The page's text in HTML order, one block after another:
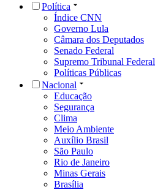
Política
Índice CNN
Governo Lula
Câmara dos Deputados
Senado Federal
Supremo Tribunal Federal
Políticas Públicas
Nacional
Educação
Segurança
Clima
Meio Ambiente
Auxílio Brasil
São Paulo
Rio de Janeiro
Minas Gerais
Brasília